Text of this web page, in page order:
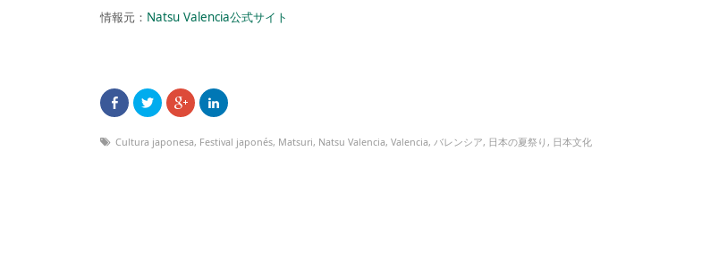
情報元： Natsu Valencia公式サイト
Cultura japonesa, Festival japonés, Matsuri, Natsu Valencia, Valencia, バレンシア, 日本の夏祭り , 日本文化